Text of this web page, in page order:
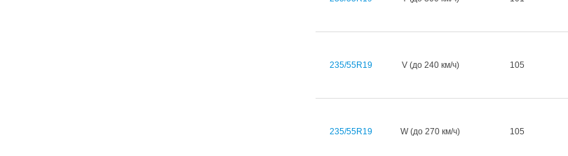
235/55R19 V (до 240 км/ч) 105
235/55R19 W (до 270 км/ч) 105